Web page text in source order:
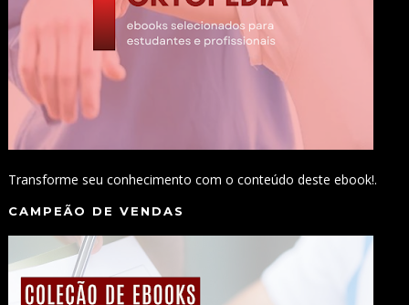
Transforme seu conhecimento com o conteúdo deste ebook!.
CAMPEÃO DE VENDAS